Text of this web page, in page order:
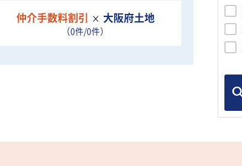
仲介手数料割引 大阪府土地
（0件/0件）